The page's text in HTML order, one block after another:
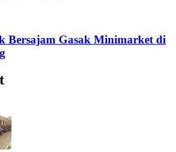
Bersajam Gasak Minimarket di